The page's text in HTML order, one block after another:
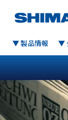
▼ 製品情報 ▼